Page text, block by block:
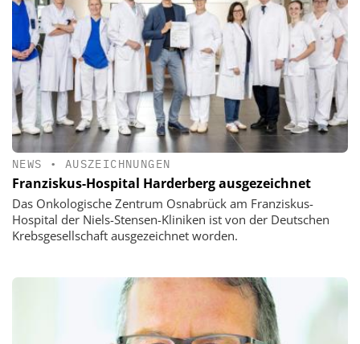
NEWS • AUSZEICHNUNGEN
Franziskus-Hospital Harderberg ausgezeichnet
Das Onkologische Zentrum Osnabrück am Franziskus-
Hospital der Niels-Stensen-Kliniken ist von der Deutschen
Krebsgesellschaft ausgezeichnet worden.